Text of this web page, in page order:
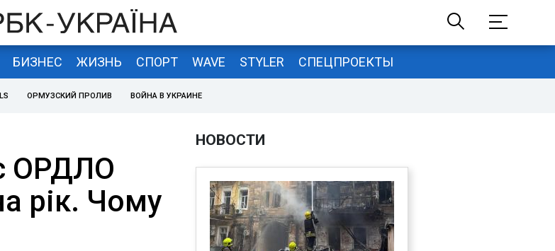
БИЗНЕС ЖИЗНЬ СПОРТ WAVE STYLER СПЕЦПРОЕКТЫ
ОРМУЗСКИЙ ПРОЛИВ ВОЙНА В УКРАИНЕ
ОРДЛО
рік. Чому
НОВОСТИ